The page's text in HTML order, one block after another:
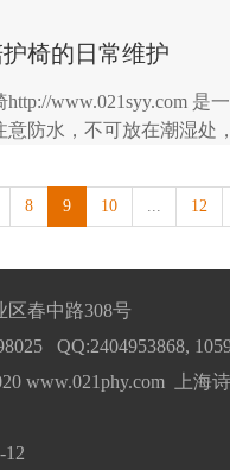
椅的日常维护
www.021syy.com 是
意防水，不可放在潮湿处
除为止，万..
8 9 10 ... 12
区春中路308号
QQ:2404953868,
www.021phy.com 上海
12